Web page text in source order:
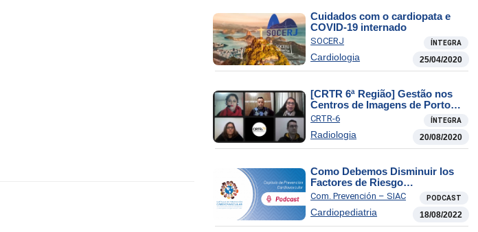
Cuidados com o cardiopata e
COVID-19 internado
SOCERJ ÍNTEGRA
Cardiologia 25/04/2020
[CRTR 6ª Região] Gestão nos
Centros de Imagens de Porto
Alegre Durante a Pandemia de
COVID-19
CRTR-6 ÍNTEGRA
Radiologia 20/08/2020
Como Debemos Disminuir los
Factores de Riesgo
Cardiometabólicos en la
Infancia?
Com. Prevención – SIAC PODCAST
Cardiopediatria 18/08/2022